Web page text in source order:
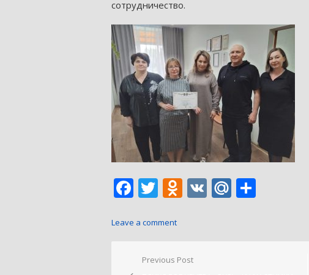
сотрудничество.
Facebook
Twitter
Odnoklassniki
VK Mail.Ru
Leave a comment
Навигация
Previous Post